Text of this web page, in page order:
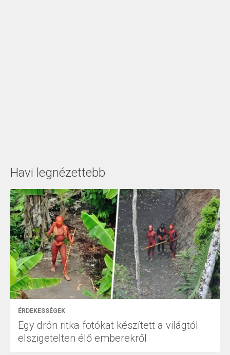
Havi legnézettebb
ÉRDEKESSÉGEK
Egy drón ritka fotókat készített a világtól
elszigetelten élő emberekről